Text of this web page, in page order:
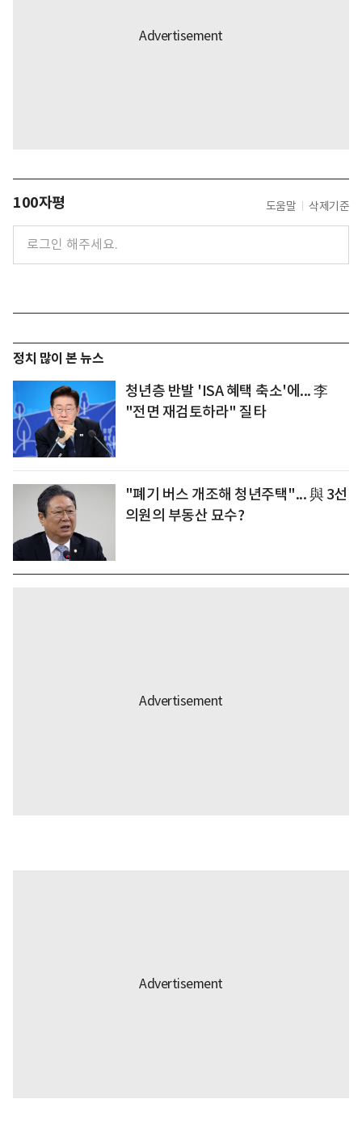
100자평 도움말 삭제기준
정치 많이 본 뉴스
청년층 반발 'ISA 혜택 축소'에... 李
"전면 재검토하라" 질타
"폐기 버스 개조해 청년주택"... 與 3선
의원의 부동산 묘수?